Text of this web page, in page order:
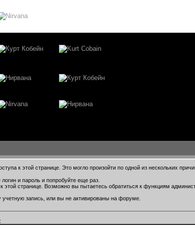
к этой странице. Это могло произойти по одной из нескольких
и пароль и попробуйте еще раз.
этой странице. Возможно вы пытаетесь обратиться к функциям
запись, или вы не активированы на форуме.